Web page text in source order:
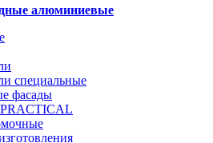
алюминиевые
специальные
фасады